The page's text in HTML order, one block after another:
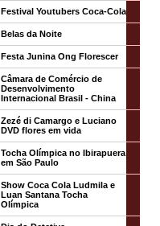
Festival Youtubers Coca-Cola
Belas da Noite
Festa Junina Ong Florescer
Câmara de Comércio de
Desenvolvimento
Internacional Brasil - China
Zezé di Camargo e Luciano
DVD flores em vida
Tocha Olímpica no Ibirapuera
em São Paulo
Show Coca Cola Ludmila e
Luan Santana Tocha
Olímpica